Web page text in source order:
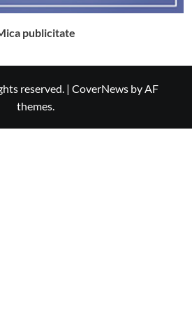
publicitate
reserved. | CoverNews by AF
themes.